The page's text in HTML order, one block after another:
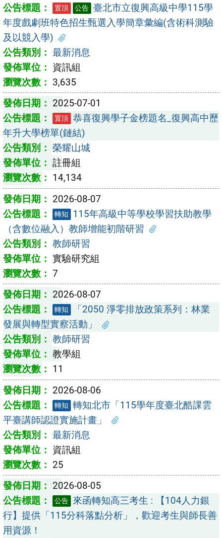
置頂 公告 臺北市立復興高級中學115學
年度戲劇班特色招生甄選入學簡章彙編(含術科測驗
及以競入學)
最新消息
資訊組
3,635
2025-07-01
置頂 恭喜復興學子金榜題名_復興高中歷
年升大學榜單(鏈結)
榮耀山城
註冊組
14,134
2026-08-07
轉知
115年高級中等學校學習扶助教學
（含數位融入）教師增能初階研習
教師研習
實驗研究組
7
2026-08-07
轉知
「2050 淨零排放政策系列：林業
發展與轉型實察活動」
教師研習
教學組
11
2026-08-06
轉知 轉知北市「115學年度臺北酷課雲
平臺講師認證實施計畫」
最新消息
資訊組
25
2026-08-05
公告 來函轉知高三考生 : 【104人力銀
行】提供「115分科落點分析」，歡迎考生與師長善
用資源！